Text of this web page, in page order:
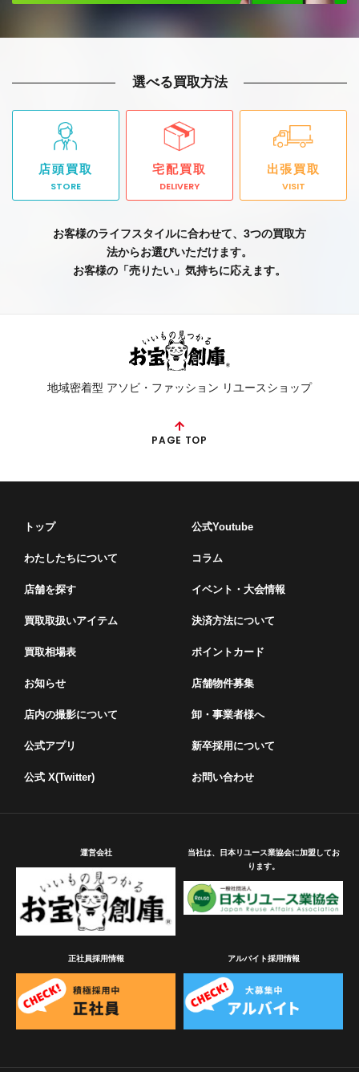
選べる買取方法
店頭買取
STORE
宅配買取
DELIVERY
出張買取
VISIT
お客様のライフスタイルに合わせて、3つの買取方
法からお選びいただけます。
お客様の「売りたい」気持ちに応えます。
地域密着型 アソビ・ファッション リユースショップ
PAGE TOP
トップ
わたしたちについて
店舗を探す
買取取扱いアイテム
買取相場表
お知らせ
店内の撮影について
公式アプリ
公式 X(Twitter)
公式Youtube
コラム
イベント・⼤会情報
決済方法について
ポイントカード
店舗物件募集
卸・事業者様へ
新卒採用について
お問い合わせ
運営会社
当社は、日本リユース業協会に加盟してお
ります。
正社員採用情報 アルバイト採用情報